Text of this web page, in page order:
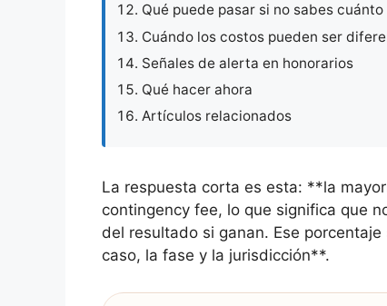
Qué puede pasar si no sabes
Cuándo los costos pueden ser
Señales de alerta en honorarios
Qué hacer ahora
Artículos relacionados
La respuesta corta es esta: **la
contingency fee, lo que significa que
del resultado si ganan. Ese
caso, la fase y la jurisdicción**.